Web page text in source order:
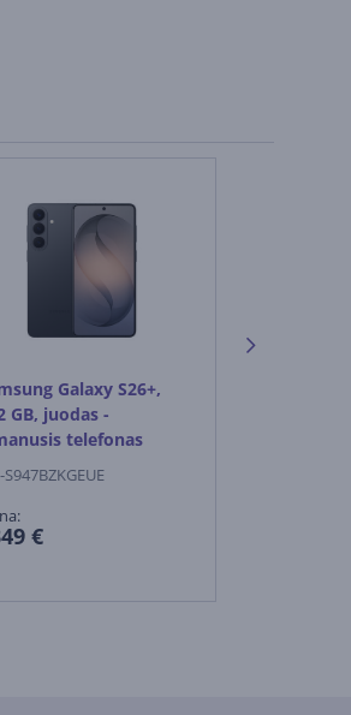
Galaxy S26+,
GB, juodas -
telefonas
S947BZKGEUE
€